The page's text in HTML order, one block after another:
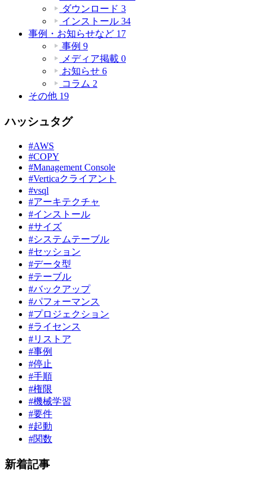
ダウンロード 3
インストール 34
事例・お知らせなど 17
事例 9
メディア掲載 0
お知らせ 6
コラム 2
その他 19
ハッシュタグ
#AWS
#COPY
#Management Console
#Verticaクライアント
#vsql
#アーキテクチャ
#インストール
#サイズ
#システムテーブル
#セッション
#データ型
#テーブル
#バックアップ
#パフォーマンス
#プロジェクション
#ライセンス
#リストア
#事例
#停止
#手順
#権限
#機械学習
#要件
#起動
#関数
新着記事